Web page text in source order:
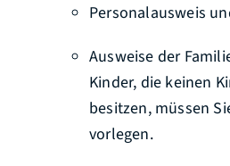
Personalausweis
Ausweise der
Kinder, die keinen
besitzen, müssen
vorlegen.